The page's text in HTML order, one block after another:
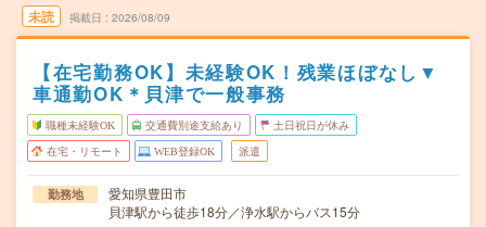
未読 掲載日 2026/08/09
【在宅勤務OK】未経験OK！残業ほぼなし▼
車通勤OK＊貝津で一般事務
職種未経験OK 交通費別途支給あり 土日祝日が休み
在宅・リモート WEB登録OK 派遣
勤務地
愛知県豊田市
貝津駅から徒歩18分／浄水駅からバス15分